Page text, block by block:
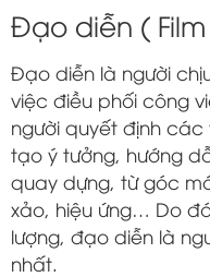
Đạo diễn (
Đạo diễn là người
việc điều phối công
người quyết định các
tạo ý tưởng, hướng
quay dựng, từ góc
xảo, hiệu ứng… Do
lượng, đạo diễn là
nhất.